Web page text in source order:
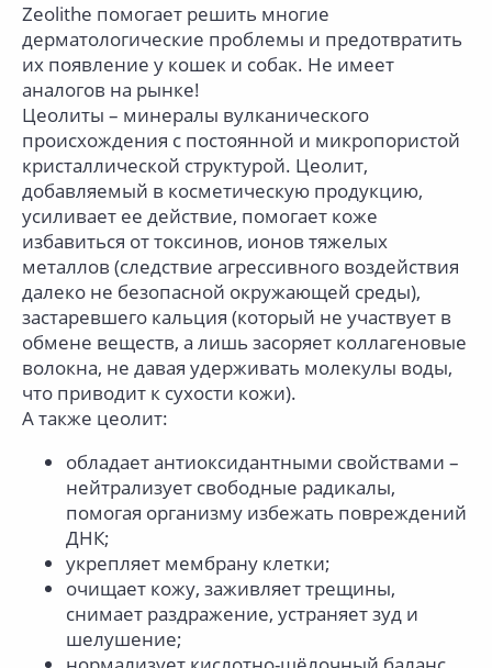
Zeolithe помогает решить многие
дерматологические проблемы и предотвратить
их появление у кошек и собак. Не имеет
аналогов на рынке!
Цеолиты – минералы вулканического
происхождения с постоянной и микропористой
кристаллической структурой. Цеолит,
добавляемый в косметическую продукцию,
усиливает ее действие, помогает коже
избавиться от токсинов, ионов тяжелых
металлов (следствие агрессивного воздействия
далеко не безопасной окружающей среды),
застаревшего кальция (который не участвует в
обмене веществ, а лишь засоряет коллагеновые
волокна, не давая удерживать молекулы воды,
что приводит к сухости кожи).
А также цеолит:
обладает антиоксидантными свойствами –
нейтрализует свободные радикалы,
помогая организму избежать повреждений
ДНК;
укрепляет мембрану клетки;
очищает кожу, заживляет трещины,
снимает раздражение, устраняет зуд и
шелушение;